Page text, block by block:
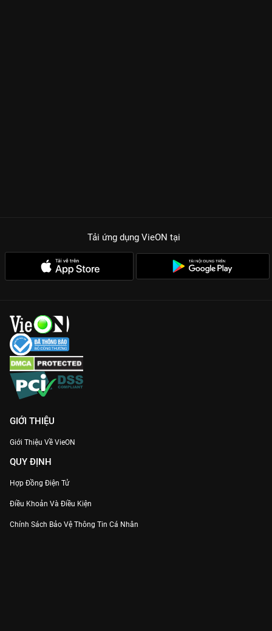
Tải ứng dụng VieON tại
GIỚI THIỆU
Giới Thiệu Về VieON
QUY ĐỊNH
Hợp Đồng Điện Tử
Điều Khoản Và Điều Kiện
Chính Sách Bảo Vệ Thông Tin Cá Nhân